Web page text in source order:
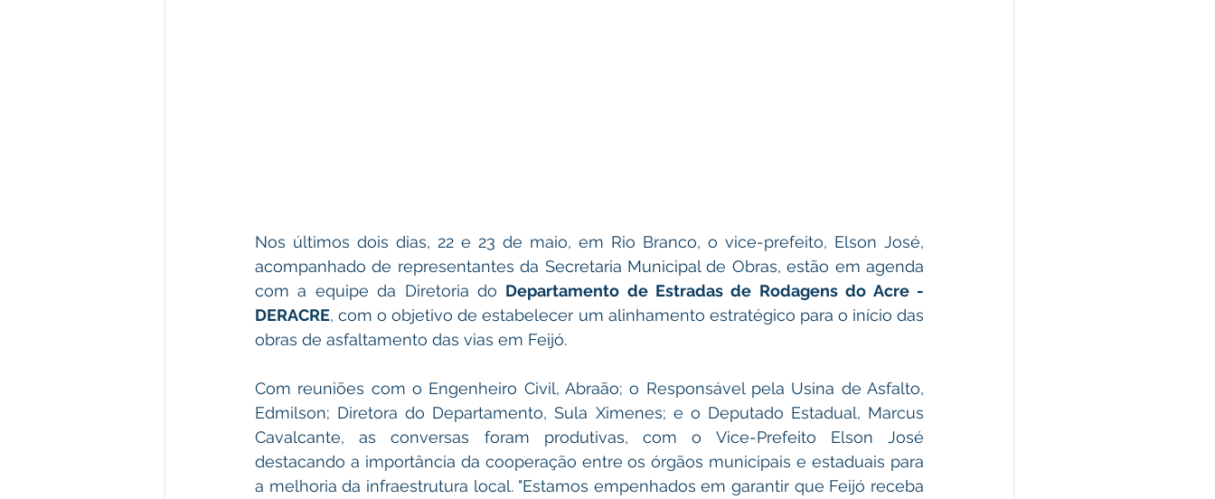
Nos últimos dois dias, 22 e 23 de maio, em Rio Branco, o vice-prefeito, Elson José,
acompanhado de representantes da Secretaria Municipal de Obras, estão em agenda
com a equipe da Diretoria do Departamento de Estradas de Rodagens do Acre -
DERACRE, com o objetivo de estabelecer um alinhamento estratégico para o início das
obras de asfaltamento das vias em Feijó.
Com reuniões com o Engenheiro Civil, Abraão; o Responsável pela Usina de Asfalto,
Edmilson; Diretora do Departamento, Sula Ximenes; e o Deputado Estadual, Marcus
Cavalcante, as conversas foram produtivas, com o Vice-Prefeito Elson José
destacando a importância da cooperação entre os órgãos municipais e estaduais para
a melhoria da infraestrutura local. "Estamos empenhados em garantir que Feijó receba